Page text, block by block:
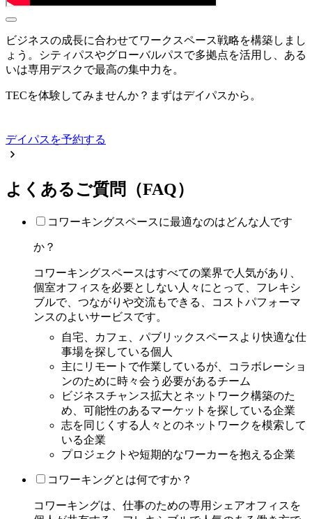
ビジネスの成長に合わせてワークスペース戦略を構築しまし
ょう。シティパスやグローバルパスで多拠点を活用し、ある
いは専用デスクで最高の集中力を。
TECを体験してみませんか？まずはデイパスから。
デイパスを予約する
よくあるご質問（FAQ）
コワーキングスペースに最適なのはどんな人です
か？
コワーキングスペースはすべての業界で人気があり、
個室オフィスを必要としない人々にとって、フレキシ
ブルで、つながりや交流もできる、コストパフォーマ
ンスのよいサービスです。
自宅、カフェ、パブリックスペースより快適な仕
事場を探している個人
主にリモートで作業しているが、コラボレーショ
ンのために時々会う必要があるチーム
ビジネスチャンス拡大とネットワーク構築のた
め、可能性のあるマーケットを探している企業
志を同じくする人々とのネットワークを模索して
いる企業
プロジェクトや短期的なワーカーを抱える企業
コワーキングとは何ですか？
コワーキングは、仕事のための専用シェアオフィスを